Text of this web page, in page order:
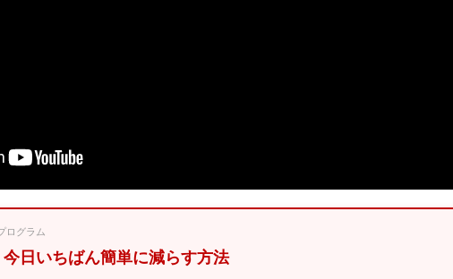
ログラム
日いちばん簡単に減らす方法